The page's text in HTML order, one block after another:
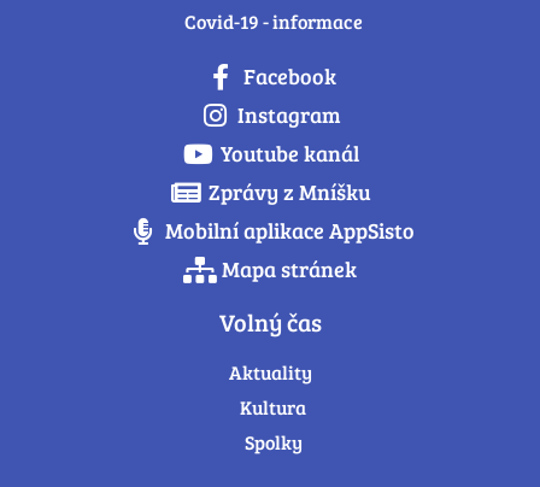
Covid-19 - informace
Facebook
Instagram
Youtube kanál
Zprávy z Mníšku
Mobilní aplikace AppSisto
Mapa stránek
Volný čas
Aktuality
Kultura
Spolky